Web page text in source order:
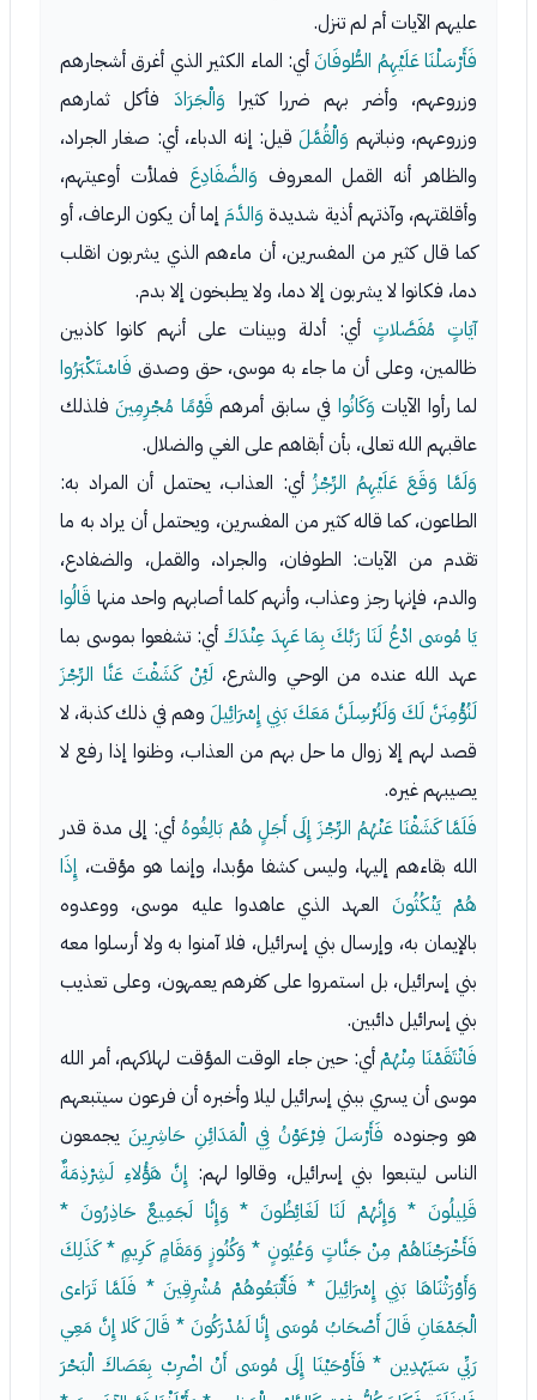
عليهم الآيات أم لم تنزل.
فَأَرْسَلْنَا عَلَيْهِمُ الطُّوفَانَأي: الماء الكثير الذي أغرق أشجارهم
وزروعهم، وأضر بهم ضررا كثيرا وَالْجَرَادَ فأكل ثمارهم
وزروعهم، ونباتهم وَالْقُمَّلَقيل: إنه الدباء، أي: صغار الجراد،
والظاهر أنه القمل المعروف وَالضَّفَادِعَ فملأت أوعيتهم،
وأقلقتهم، وآذتهم أذية شديدة وَالدَّمَإما أن يكون الرعاف، أو
كما قال كثير من المفسرين، أن ماءهم الذي يشربون انقلب
دما، فكانوا لا يشربون إلا دما، ولا يطبخون إلا بدم.
آيَاتٍ مُفَصَّلاتٍ أي: أدلة وبينات على أنهم كانوا كاذبين
ظالمين، وعلى أن ما جاء به موسى، حق وصدق فَاسْتَكْبَرُوا
لما رأوا الآيات وَكَانُوا في سابق أمرهم قَوْمًا مُجْرِمِينَفلذلك
عاقبهم الله تعالى، بأن أبقاهم على الغي والضلال.
وَلَمَّا وَقَعَ عَلَيْهِمُ الرِّجْزُأي: العذاب، يحتمل أن المراد به:
الطاعون، كما قاله كثير من المفسرين، ويحتمل أن يراد به ما
تقدم من الآيات: الطوفان، والجراد، والقمل، والضفادع،
والدم، فإنها رجز وعذاب، وأنهم كلما أصابهم واحد منها قَالُوا
يَا مُوسَى ادْعُ لَنَا رَبَّكَ بِمَا عَهِدَ عِنْدَكَ أي: تشفعوا بموسى بما
عهد الله عنده من الوحي والشرع، لَئِنْ كَشَفْتَ عَنَّا الرِّجْزَ
لَنُؤْمِنَنَّ لَكَ وَلَنُرْسِلَنَّ مَعَكَ بَنِي إِسْرَائِيلَ وهم في ذلك كذبة، لا
قصد لهم إلا زوال ما حل بهم من العذاب، وظنوا إذا رفع لا
يصيبهم غيره.
فَلَمَّا كَشَفْنَا عَنْهُمُ الرِّجْزَ إِلَى أَجَلٍ هُمْ بَالِغُوهُ أي: إلى مدة قدر
الله بقاءهم إليها، وليس كشفا مؤبدا، وإنما هو مؤقت، إِذَا
هُمْ يَنْكُثُونَ العهد الذي عاهدوا عليه موسى، ووعدوه
بالإيمان به، وإرسال بني إسرائيل، فلا آمنوا به ولا أرسلوا معه
بني إسرائيل، بل استمروا على كفرهم يعمهون، وعلى تعذيب
بني إسرائيل دائبين.
فَانْتَقَمْنَا مِنْهُمْأي: حين جاء الوقت المؤقت لهلاكهم، أمر الله
موسى أن يسري ببني إسرائيل ليلا وأخبره أن فرعون سيتبعهم
هو وجنوده فَأَرْسَلَ فِرْعَوْنُ فِي الْمَدَائِنِ حَاشِرِينَيجمعون
الناس ليتبعوا بني إسرائيل، وقالوا لهم: إِنَّ هَؤُلاءِ لَشِرْذِمَةٌ
قَلِيلُونَ * وَإِنَّهُمْ لَنَا لَغَائِظُونَ * وَإِنَّا لَجَمِيعٌ حَاذِرُونَ *
فَأَخْرَجْنَاهُمْ مِنْ جَنَّاتٍ وَعُيُونٍ * وَكُنُوزٍ وَمَقَامٍ كَرِيمٍ * كَذَلِكَ
وَأَوْرَثْنَاهَا بَنِي إِسْرَائِيلَ * فَأَتْبَعُوهُمْ مُشْرِقِينَ * فَلَمَّا تَرَاءى
الْجَمْعَانِ قَالَ أَصْحَابُ مُوسَى إِنَّا لَمُدْرَكُونَ * قَالَ كَلا إِنَّ مَعِي
رَبِّي سَيَهْدِين * فَأَوْحَيْنَا إِلَى مُوسَى أَنْ اضْرِبْ بِعَصَاكَ الْبَحْرَ